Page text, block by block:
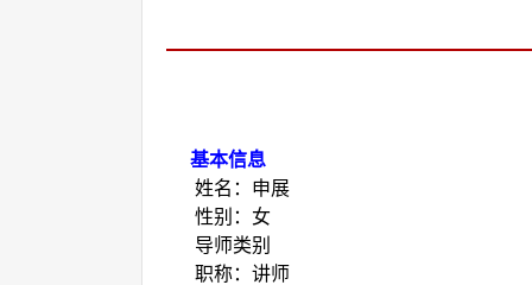
基本信息
姓名：申展
性别：女
导师类别
职称：讲师